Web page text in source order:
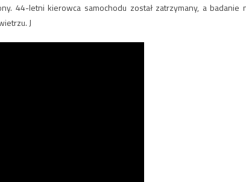
44-letni kierowca samochodu został zatrzymany, a badanie
J